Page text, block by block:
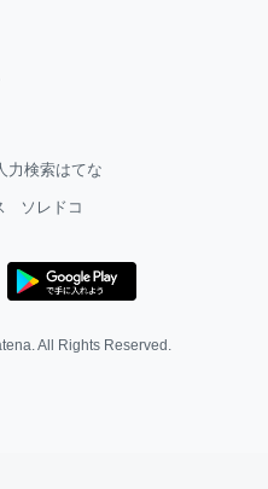
力検索はてな
ソレドコ
. All Rights Reserved.